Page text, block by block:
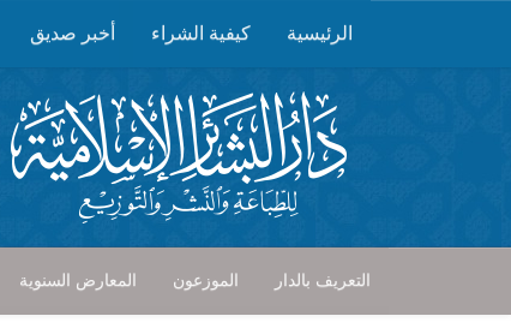
الرئيسية كيفية الشراء أخبر صديق
التعريف بالدار الموزعون المعارض السنوية